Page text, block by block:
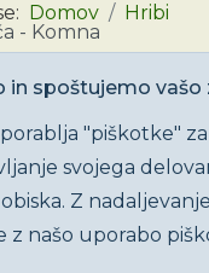
Domov
Hribi
- Komna
in spoštujemo
"piškotke" za
svojega
Z
z našo uporabo